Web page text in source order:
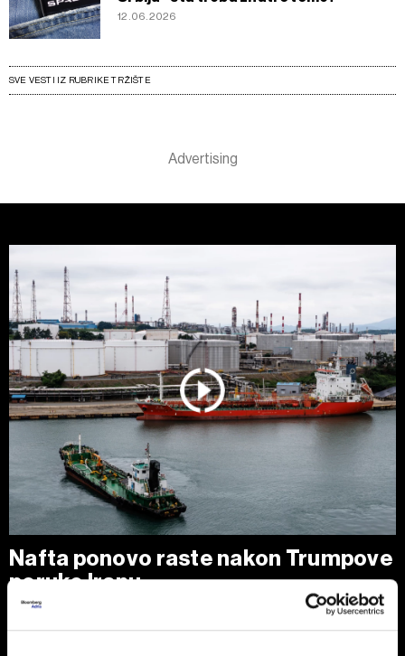
12.06.2026
SVE VESTI IZ RUBRIKE TRŽIŠTE
Nafta ponovo raste nakon Trumpove
poruke Iranu
Cene nafte porasle su nakon najvećeg dnevnog pada u